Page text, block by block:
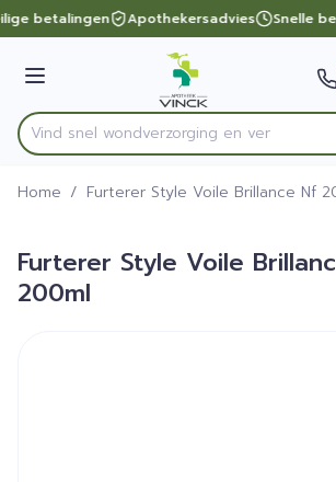
Ga naar de inhoud
1 van 1
betalingen Apothekersadvies Snelle
Menu
Product, merk, categorie...
Vind snel wondverzorging
Home / Furterer Style Voile Brillance Nf
Furterer Style Voile
200ml